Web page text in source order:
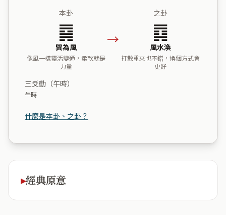
本卦
䷸
巽為風
像風一樣靈活變通，柔軟就是
力量
→
之卦
䷺
風水渙
打散重來也不錯，換個方式會
更好
三爻動（午時）
午時
什麼是本卦、之卦？
經典原意